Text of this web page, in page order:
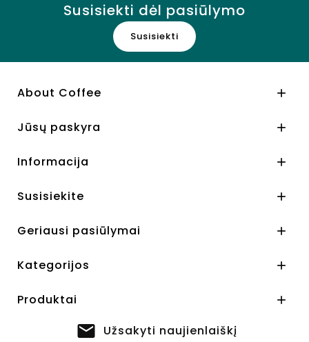
Susisiekti dėl pasiūlymo
Susisiekti
About Coffee 
Jūsų paskyra 
Informacija 
Susisiekite 
Geriausi pasiūlymai 
Kategorijos 
Produktai 
Užsakyti naujienlaiškį